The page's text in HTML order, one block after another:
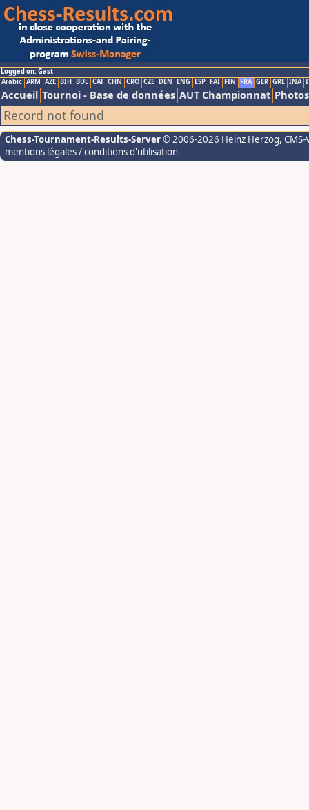
Logged on: Gast
Arabic ARM AZE BIH BUL CAT CHN CRO CZE DEN ENG ESP FAI FIN FRA GER GRE INA
Accueil Tournoi - Base de données AUT Championnat Photos
Record not found
Chess-Tournament-Results-Server© 2006-2026 Heinz Herzog,
mentions légales / conditions d'utilisation